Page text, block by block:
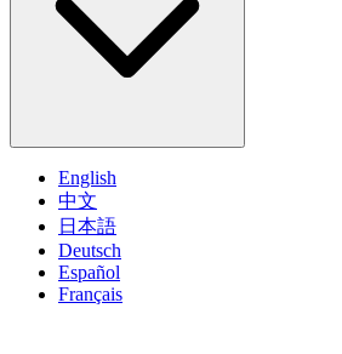
English
中文
日本語
Deutsch
Español
Français